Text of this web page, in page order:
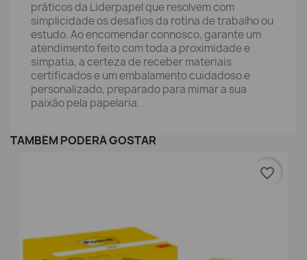
práticos da Liderpapel que resolvem com
simplicidade os desafios da rotina de trabalho ou
estudo. Ao encomendar connosco, garante um
atendimento feito com toda a proximidade e
simpatia, a certeza de receber materiais
certificados e um embalamento cuidadoso e
personalizado, preparado para mimar a sua
paixão pela papelaria.
TAMBÉM PODERÁ GOSTAR
favorite_border